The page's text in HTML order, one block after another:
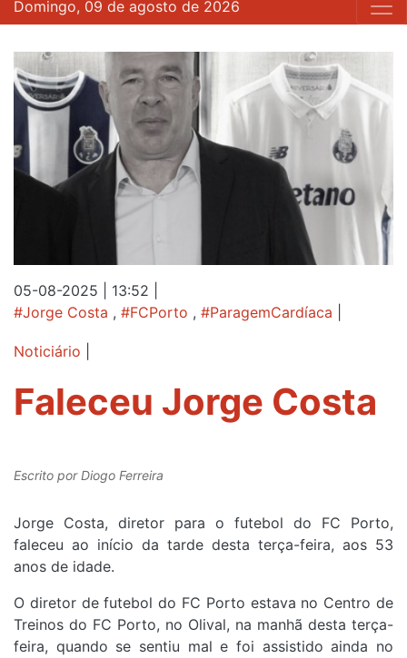
Domingo, 09 de agosto de 2026
05-08-2025 | 13:52
#Jorge Costa , #FCPorto , #ParagemCardíaca
Noticiário
Faleceu Jorge Costa
Escrito porDiogo Ferreira
Jorge Costa, diretor para o futebol do FC Porto,
faleceu ao início da tarde desta terça-feira, aos 53
anos de idade.
O diretor de futebol do FC Porto estava no Centro de
Treinos do FC Porto, no Olival, na manhã desta terça-
feira, quando se sentiu mal e foi assistido ainda no